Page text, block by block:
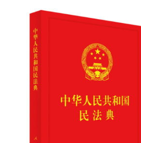
今年投资意愿榜揭晓